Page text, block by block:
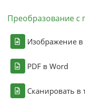
Преобразование с
Изображение в
PDF в Word
Сканировать в